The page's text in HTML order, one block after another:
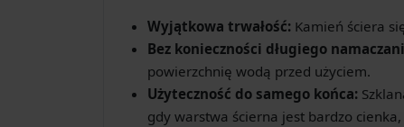
Wyjątkowa trwałość: Kamień ściera
Bez konieczności długiego
powierzchnię wodą przed użyciem.
Użyteczność do samego końca:
gdy warstwa ścierna jest bardzo